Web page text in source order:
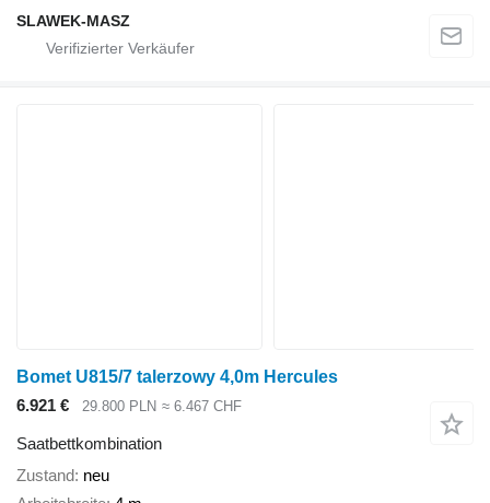
SLAWEK-MASZ
Bomet U815/7 talerzowy 4,0m Hercules
6.921 €
29.800 PLN ≈ 6.467 CHF
Saatbettkombination
Zustand neu